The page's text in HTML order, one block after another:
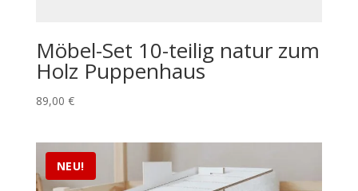
Möbel-Set 10-teilig natur zum
Holz Puppenhaus
89,00 €
NEU!